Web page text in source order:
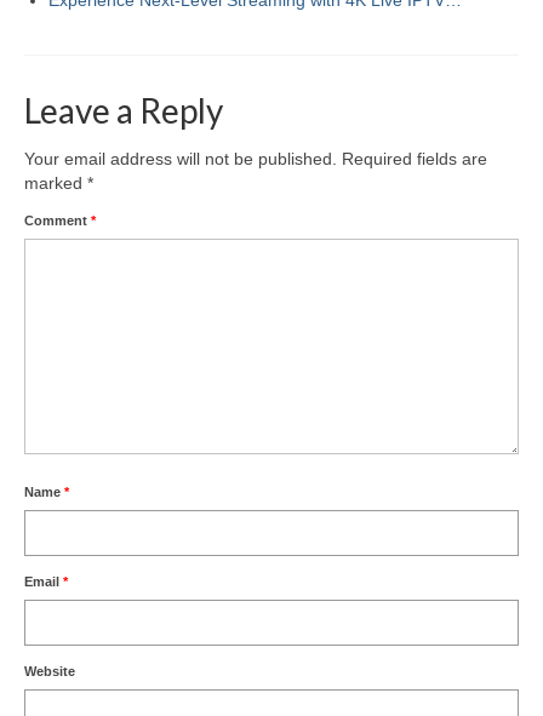
Leave a Reply
Your email address will not be published.
Required fields are
marked *
Comment *
Name *
Email *
Website